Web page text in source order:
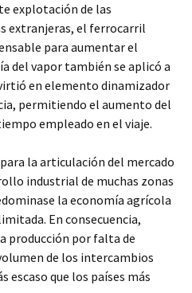
explotación de las
extranjeras, el ferrocarril
para aumentar el
del vapor también se aplicó a
en elemento dinamizador
permitiendo el aumento del
empleado en el viaje.
la articulación del mercado
industrial de muchas zonas
la economía agrícola
En consecuencia,
producción por falta de
de los intercambios
escaso que los países más